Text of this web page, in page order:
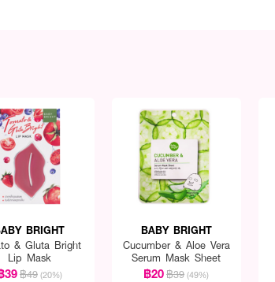
BRIGHT
& Gluta Bright
Lip Mask
39฿49 (20%)
BABY BRIGHT
Cucumber & Aloe Vera
Serum Mask Sheet
฿20฿39 (49%)